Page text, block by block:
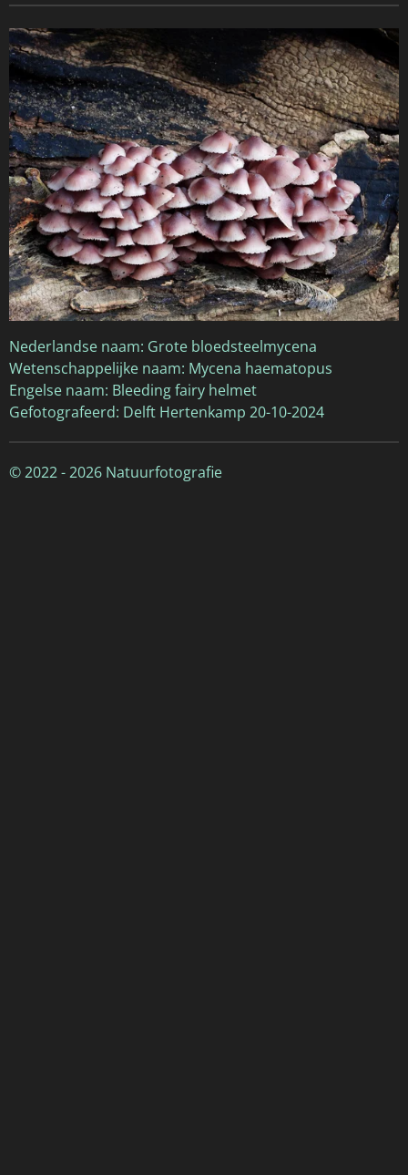
Nederlandse naam: Grote bloedsteelmycena
Wetenschappelijke naam: Mycena haematopus
Engelse naam: Bleeding fairy helmet
Gefotografeerd: Delft Hertenkamp 20-10-2024
© 2022 - 2026 Natuurfotografie